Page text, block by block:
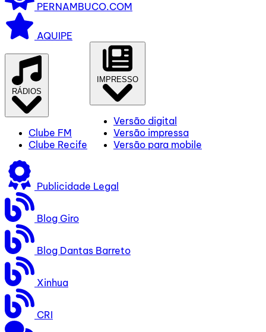
PERNAMBUCO.COM
AQUIPE
RÁDIOS
Clube FM
Clube Recife
IMPRESSO
Versão digital
Versão impressa
Versão para mobile
Publicidade Legal
Blog Giro
Blog Dantas Barreto
Xinhua
CRI